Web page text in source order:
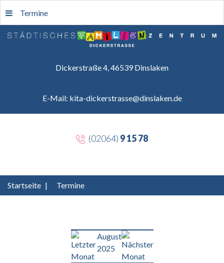
Dickerstraße 4, 46539 Dinslaken
E-Mail: kita-dickerstrasse@dinslaken.de
Termine
(02064) 9 15 78
Startseite | Termine
August
2025